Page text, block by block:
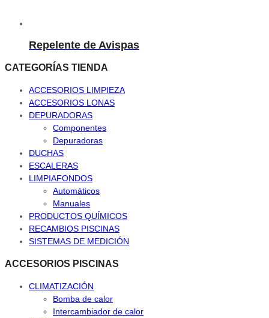
Repelente de Avispas
CATEGORÍAS TIENDA
ACCESORIOS LIMPIEZA
ACCESORIOS LONAS
DEPURADORAS
Componentes
Depuradoras
DUCHAS
ESCALERAS
LIMPIAFONDOS
Automáticos
Manuales
PRODUCTOS QUÍMICOS
RECAMBIOS PISCINAS
SISTEMAS DE MEDICIÓN
ACCESORIOS PISCINAS
CLIMATIZACIÓN
Bomba de calor
Intercambiador de calor